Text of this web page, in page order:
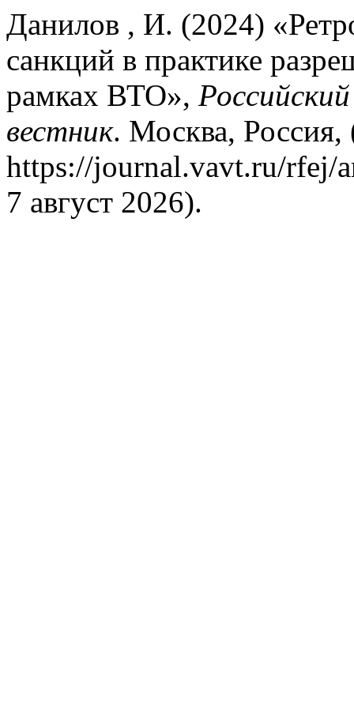
Данилов , И. (2024)
санкций в практике
рамках ВТО»,
вестник. Москва, Россия,
https://journal.vavt.ru/rfej/
7 август 2026).